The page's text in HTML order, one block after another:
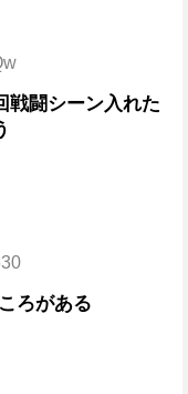
戦闘シーン入れた
ろがある